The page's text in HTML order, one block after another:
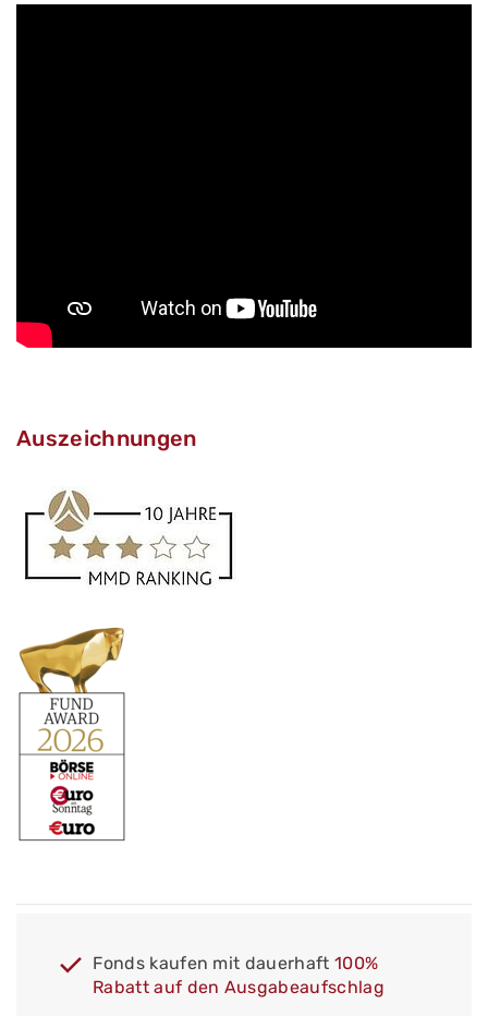
Auszeichnungen
Fonds kaufen mit dauerhaft 100%
Rabatt auf den Ausgabeaufschlag